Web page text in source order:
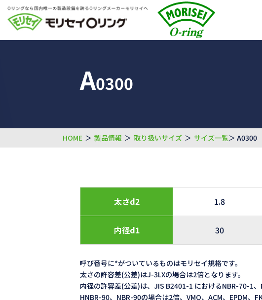
A0300
HOME ＞ 製品情報 ＞ 取り扱いサイズ ＞ サイズ一覧＞ A0300
太さd2 1.8
内径d1 30
呼び番号に*がついているものはモリセイ規格です。
太さの許容差(公差)はJ-3LXの場合は2倍となります。
内径の許容差(公差)は、JIS B2401-1 におけるNBR-70-1
HNBR-90、NBR-90の場合は2倍、VMQ、ACM、EPDM、